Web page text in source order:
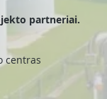
partneriai.
centras